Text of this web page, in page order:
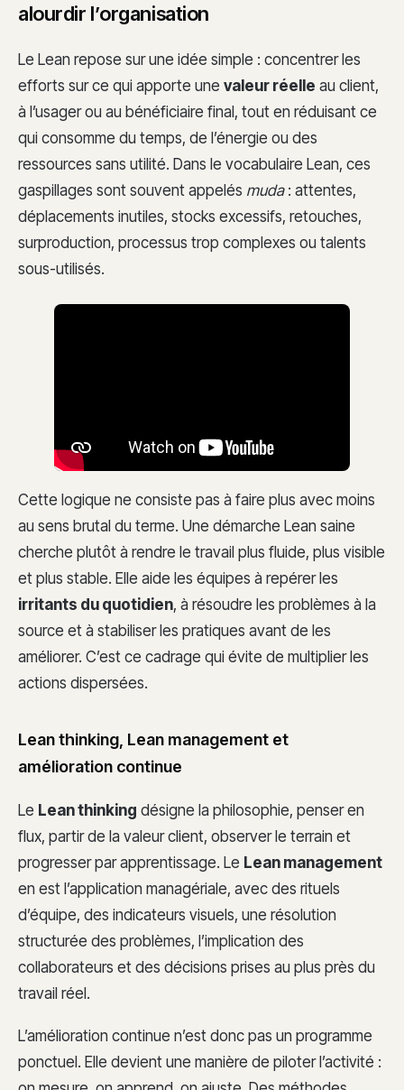
alourdir l’organisation
Le Lean repose sur une idée simple : concentrer les
efforts sur ce qui apporte une valeur réelle au client,
à l’usager ou au bénéficiaire final, tout en réduisant ce
qui consomme du temps, de l’énergie ou des
ressources sans utilité. Dans le vocabulaire Lean, ces
gaspillages sont souvent appelés muda: attentes,
déplacements inutiles, stocks excessifs, retouches,
surproduction, processus trop complexes ou talents
sous-utilisés.
Cette logique ne consiste pas à faire plus avec moins
au sens brutal du terme. Une démarche Lean saine
cherche plutôt à rendre le travail plus fluide, plus visible
et plus stable. Elle aide les équipes à repérer les
irritants du quotidien, à résoudre les problèmes à la
source et à stabiliser les pratiques avant de les
améliorer. C’est ce cadrage qui évite de multiplier les
actions dispersées.
Lean thinking, Lean management et
amélioration continue
Le Lean thinking désigne la philosophie, penser en
flux, partir de la valeur client, observer le terrain et
progresser par apprentissage. Le Lean management
en est l’application managériale, avec des rituels
d’équipe, des indicateurs visuels, une résolution
structurée des problèmes, l’implication des
collaborateurs et des décisions prises au plus près du
travail réel.
L’amélioration continue n’est donc pas un programme
ponctuel. Elle devient une manière de piloter l’activité :